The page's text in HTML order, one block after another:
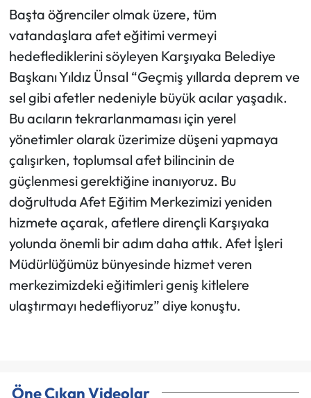
Başta öğrenciler olmak üzere, tüm
vatandaşlara afet eğitimi vermeyi
hedeflediklerini söyleyen Karşıyaka Belediye
Başkanı Yıldız Ünsal “Geçmiş yıllarda deprem ve
sel gibi afetler nedeniyle büyük acılar yaşadık.
Bu acıların tekrarlanmaması için yerel
yönetimler olarak üzerimize düşeni yapmaya
çalışırken, toplumsal afet bilincinin de
güçlenmesi gerektiğine inanıyoruz. Bu
doğrultuda Afet Eğitim Merkezimizi yeniden
hizmete açarak, afetlere dirençli Karşıyaka
yolunda önemli bir adım daha attık. Afet İşleri
Müdürlüğümüz bünyesinde hizmet veren
merkezimizdeki eğitimleri geniş kitlelere
ulaştırmayı hedefliyoruz” diye konuştu.
Öne Çıkan Videolar